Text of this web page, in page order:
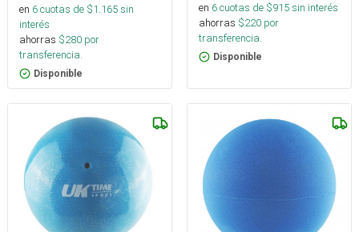
en 6cuotas de $1.165sin
interés
ahorras $280 por
transferencia.
Disponible
en 6cuotas de $915sin interés
ahorras $220 por
transferencia.
Disponible